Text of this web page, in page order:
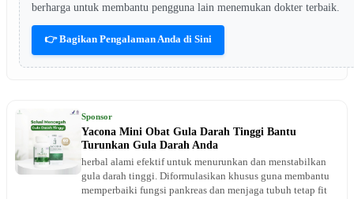
berharga untuk membantu pengguna lain menemukan dokter terbaik.
👉 Bagikan Pengalaman Anda di Sini
Sponsor
Yacona Mini Obat Gula Darah Tinggi Bantu
Turunkan Gula Darah Anda
herbal alami efektif untuk menurunkan dan menstabilkan
gula darah tinggi. Diformulasikan khusus guna membantu
memperbaiki fungsi pankreas dan menjaga tubuh tetap fit